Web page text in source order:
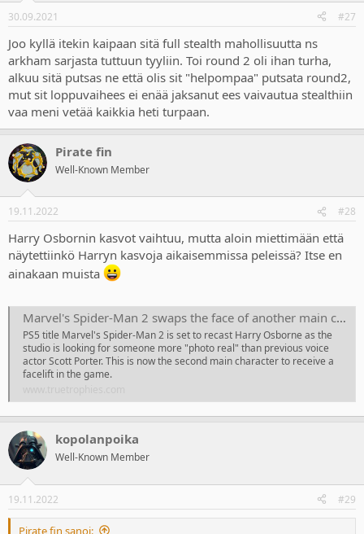
s
30.09.2021 #27
Joo kyllä itekin kaipaan sitä full stealth mahollisuutta ns
arkham sarjasta tuttuun tyyliin. Toi round 2 oli ihan turha,
alkuu sitä putsas ne että olis sit "helpompaa" putsata round2,
mut sit loppuvaihees ei enää jaksanut ees vaivautua stealthiin
vaa meni vetää kaikkia heti turpaan.
Pirate fin
Well-Known Member
19.11.2022 #28
Harry Osbornin kasvot vaihtuu, mutta aloin miettimään että
näytettiinkö Harryn kasvoja aikaisemmissa peleissä? Itse en
ainakaan muista
Marvel's Spider-Man 2 swaps the face of another main character
PS5 title Marvel's Spider-Man 2 is set to recast Harry Osborne as the
studio is looking for someone more "photo real" than previous voice
actor Scott Porter. This is now the second main character to receive a
facelift in the game.
kopolanpoika
Well-Known Member
19.11.2022 #29
Pirate fin sanoi: